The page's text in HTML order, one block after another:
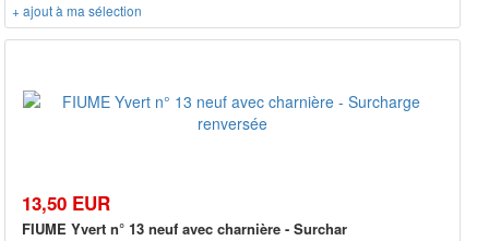
+ ajout à ma sélection
13,50 EUR
FIUME Yvert n° 13 neuf avec charnière - Surchar